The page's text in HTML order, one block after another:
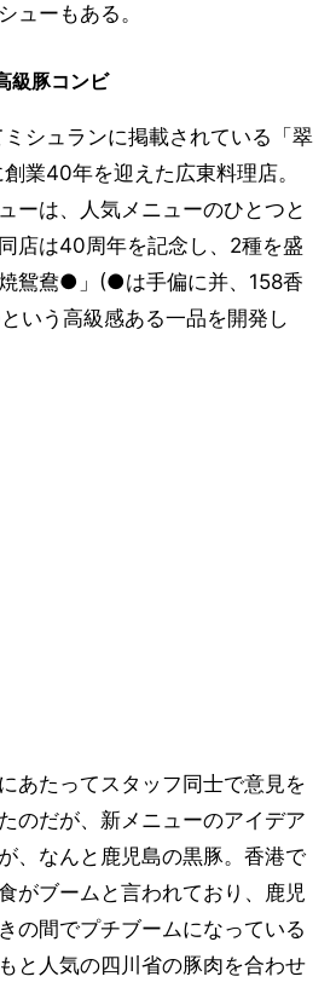
ューもある。
級豚コンビ
シュランに掲載されている「翠
業40年を迎えた広東料理店。
ーは、人気メニューのひとつと
店は40周年を記念し、2種を盛
鴛鴦●」(●は手偏に并、158香
いう高級感ある一品を開発し
あたってスタッフ同士で意見を
のだが、新メニューのアイデア
、なんと鹿児島の黒豚。香港で
がブームと言われており、鹿児
の間でプチブームになっている
と人気の四川省の豚肉を合わせ